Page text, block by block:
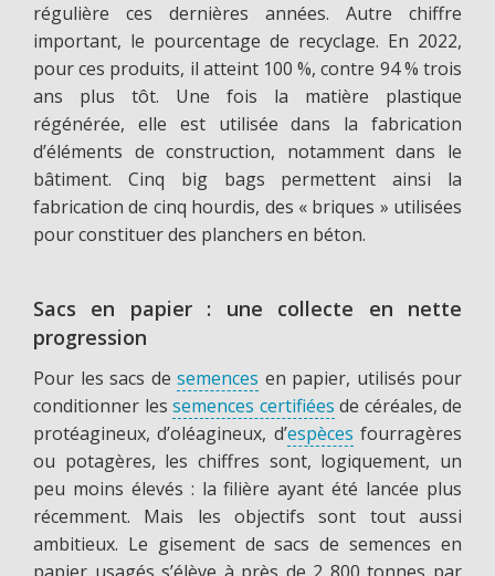
régulière ces dernières années. Autre chiffre
important, le pourcentage de recyclage. En 2022,
pour ces produits, il atteint 100 %, contre 94 % trois
ans plus tôt. Une fois la matière plastique
régénérée, elle est utilisée dans la fabrication
d’éléments de construction, notamment dans le
bâtiment. Cinq big bags permettent ainsi la
fabrication de cinq hourdis, des « briques » utilisées
pour constituer des planchers en béton.
Sacs en papier : une collecte en nette
progression
Pour les sacs de semences en papier, utilisés pour
conditionner les semences certifiées de céréales, de
protéagineux, d’oléagineux, d’espèces fourragères
ou potagères, les chiffres sont, logiquement, un
peu moins élevés : la filière ayant été lancée plus
récemment. Mais les objectifs sont tout aussi
ambitieux. Le gisement de sacs de semences en